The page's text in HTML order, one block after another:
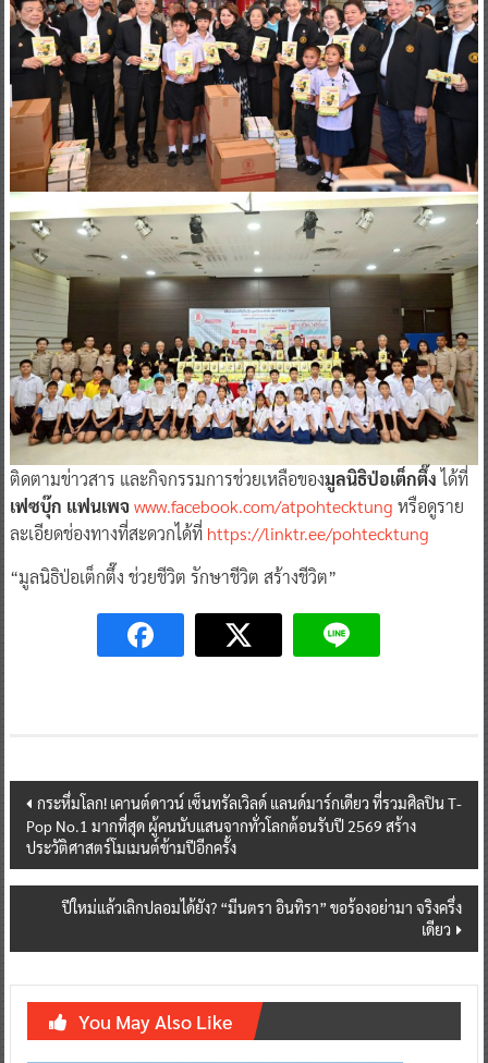
ติดตามข่าวสาร และกิจกรรมการช่วยเหลือของมูลนิธิป่อเต็กตึ๊งได้ที่
เฟซบุ๊ก แฟนเพจwww.facebook.com/atpohtecktung หรือดูราย
ละเอียดช่องทางที่สะดวกได้ที่ https://linktr.ee/pohtecktung
“มูลนิธิป่อเต็กตึ๊ง ช่วยชีวิต รักษาชีวิต สร้างชีวิต”
Post
navigation
กระหึ่มโลก! เคานต์ดาวน์ เซ็นทรัลเวิลด์ แลนด์มาร์กเดียว ที่รวมศิลปิน T-
Pop No.1 มากที่สุด ผู้คนนับแสนจากทั่วโลกต้อนรับปี 2569 สร้าง
ประวัติศาสตร์โมเมนต์ข้ามปีอีกครั้ง
ปีใหม่แล้วเลิกปลอมได้ยัง? “มีนตรา อินทิรา” ขอร้องอย่ามา จริงครึ่ง
เดียว
You May Also Like